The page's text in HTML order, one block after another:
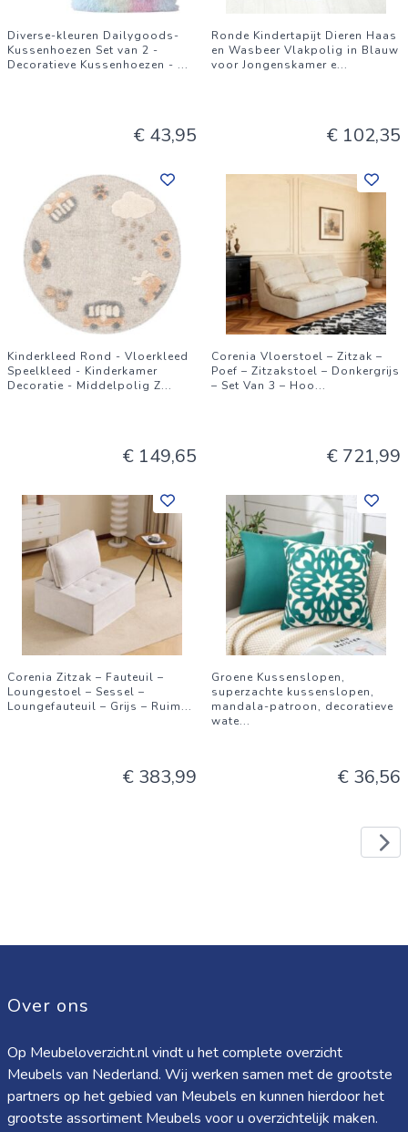
Diverse-kleuren Dailygoods-
Kussenhoezen Set van 2 -
Decoratieve Kussenhoezen - ...
€ 43,95
Ronde Kindertapijt Dieren Haas
en Wasbeer Vlakpolig in Blauw
voor Jongenskamer e...
€ 102,35
Kinderkleed Rond - Vloerkleed
Speelkleed - Kinderkamer
Decoratie - Middelpolig Z...
€ 149,65
Corenia Vloerstoel – Zitzak –
Poef – Zitzakstoel – Donkergrijs
– Set Van 3 – Hoo...
€ 721,99
Corenia Zitzak – Fauteuil –
Loungestoel – Sessel –
Loungefauteuil – Grijs – Ruim...
€ 383,99
Groene Kussenslopen,
superzachte kussenslopen,
mandala-patroon, decoratieve
wate...
€ 36,56
Over ons
Op Meubeloverzicht.nl vindt u het complete overzicht
Meubels van Nederland. Wij werken samen met de grootste
partners op het gebied van Meubels en kunnen hierdoor het
grootste assortiment Meubels voor u overzichtelijk maken.